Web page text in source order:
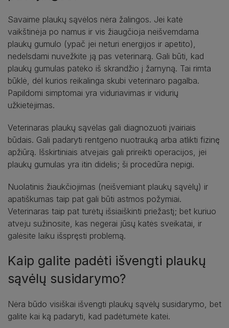
Savaime plaukų sąvėlos nėra žalingos. Jei katė
vaikštinėja po namus ir vis žiaugčioja neišvemdama
plaukų gumulo (ypač jei neturi energijos ir apetito),
nedelsdami nuvežkite ją pas veterinarą. Gali būti, kad
plaukų gumulas pateko iš skrandžio į žarnyną. Tai rimta
būklė, dėl kurios reikalinga skubi veterinaro pagalba.
Papildomi simptomai yra viduriavimas ir vidurių
užkietėjimas.
Veterinaras plaukų sąvėlas gali diagnozuoti įvairiais
būdais. Gali padaryti rentgeno nuotrauką arba atlikti fizinę
apžiūrą. Išskirtiniais atvejais gali prireikti operacijos, jei
plaukų gumulas yra itin didelis; ši procedūra nepigi.
Nuolatinis žiaukčiojimas (neišvemiant plaukų sąvėlų) ir
apatiškumas taip pat gali būti astmos požymiai.
Veterinaras taip pat turėtų išsiaiškinti priežastį; bet kuriuo
atveju sužinosite, kas negerai jūsų katės sveikatai, ir
galėsite laiku išspręsti problemą.
Kaip galite padėti išvengti plaukų
sąvėlų susidarymo?
Nėra būdo visiškai išvengti plaukų sąvėlų susidarymo, bet
galite kai ką padaryti, kad padėtumėte katei.